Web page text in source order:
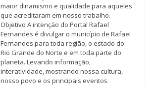
maior dinamismo e qualidade para aqueles
que acreditaram em nosso trabalho.
Objetivo A intenção do Portal Rafael
Fernandes é divulgar o município de Rafael
Fernandes para toda região, o estado do
Rio Grande do Norte e em toda parte do
planeta. Levando informação,
interatividade, mostrando nossa cultura,
nosso povo e os principais eventos